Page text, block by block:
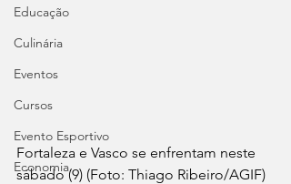
Educação
Culinária
Eventos
Cursos
Evento Esportivo
Economia
Fortaleza e Vasco se enfrentam neste
sábado (9) (Foto: Thiago Ribeiro/AGIF)